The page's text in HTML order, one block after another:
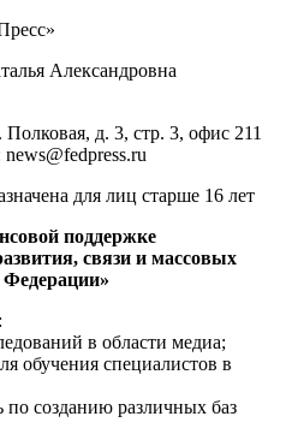
Александровна
д. 3, стр. 3, офис 211
для лиц старше 16 лет
поддержке
связи и массовых
в области медиа;
обучения специалистов в
по созданию различных баз